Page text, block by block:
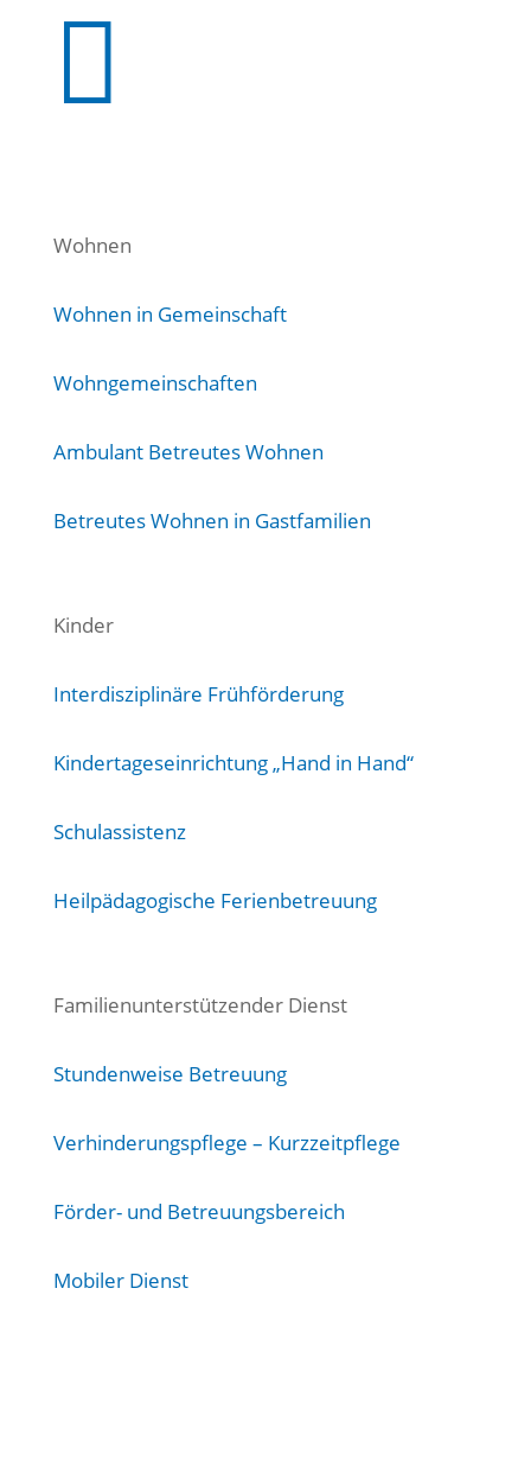

Wohnen
Wohnen in Gemeinschaft
Wohngemeinschaften
Ambulant Betreutes Wohnen
Betreutes Wohnen in Gastfamilien
Kinder
Interdisziplinäre Frühförderung
Kindertageseinrichtung „Hand in Hand“
Schulassistenz
Heilpädagogische Ferienbetreuung
Familienunterstützender Dienst
Stundenweise Betreuung
Verhinderungspflege – Kurzzeitpflege
Förder- und Betreuungsbereich
Mobiler Dienst